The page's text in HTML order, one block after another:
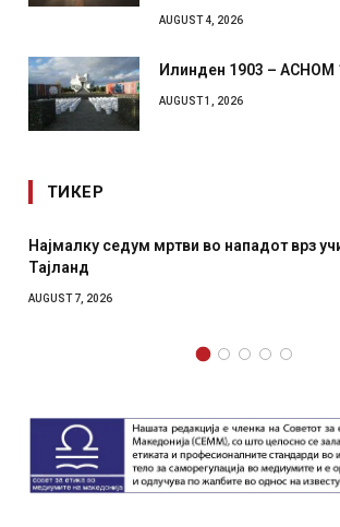
AUGUST 4, 2026
Илинден 1903 – АСНОМ
AUGUST 1, 2026
ТИКЕР
Најмалку седум мртви во нападот врз
Тајланд
AUGUST 7, 2026